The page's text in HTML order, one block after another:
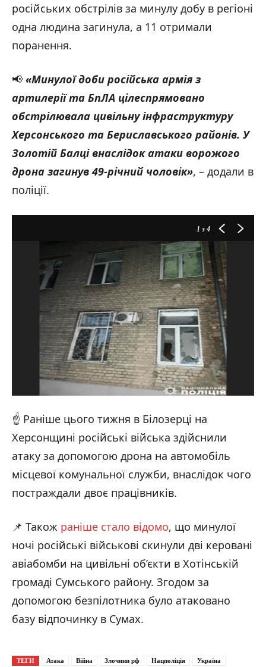
російських обстрілів за минулу добу в регіоні
одна людина загинула, а 11 отримали
поранення.
📢 «Минулої доби російська армія з
артилерії та БпЛА цілеспрямовано
обстрілювала цивільну інфраструктуру
Херсонського та Бериславського районів. У
Золотій Балці внаслідок атаки ворожого
дрона загинув 49-річний чоловік», – додали в
поліції.
1 з 4
☝️ Раніше цього тижня в Білозерці на
Херсонщині російські війська здійснили
атаку за допомогою дрона на автомобіль
місцевої комунальної служби, внаслідок чого
постраждали двоє працівників.
📌 Також раніше стало відомо, що минулої
ночі російські військові скинули дві керовані
авіабомби на цивільні об’єкти в Хотінській
громаді Сумського району. Згодом за
допомогою безпілотника було атаковано
базу відпочинку в Сумах.
ТЕГИ Атака Війна Злочини рф Нацполіція Україна